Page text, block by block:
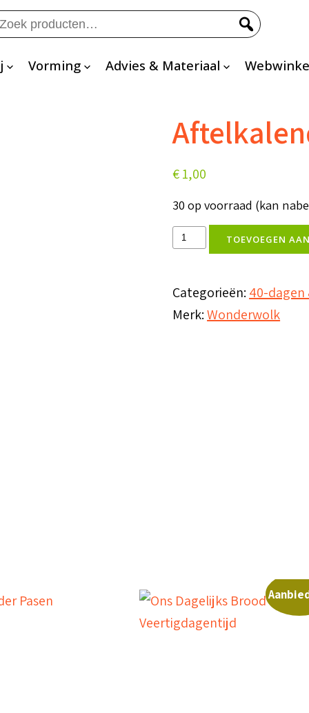
Vorming Advies & Materiaal
€1,00
30 op voorraad (kan
Aftelkalender
veertigdagentijd
TOEVOEGEN
Categorieën: 40-dagen
Merk:Wonderwolk